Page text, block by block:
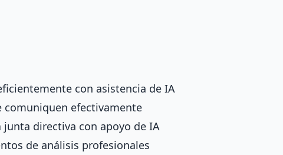
con asistencia de IA
comuniquen efectivamente
directiva con apoyo de IA
de análisis profesionales